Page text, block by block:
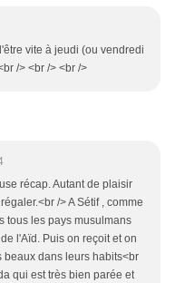
vite à jeudi (ou vendredi
/> <br /> <br />
récap. Autant de plaisir
/> A Sétif , comme
tous les pays musulmans
l'Aïd. Puis on reçoit et on
beaux dans leurs habits<br
qui est très bien parée et